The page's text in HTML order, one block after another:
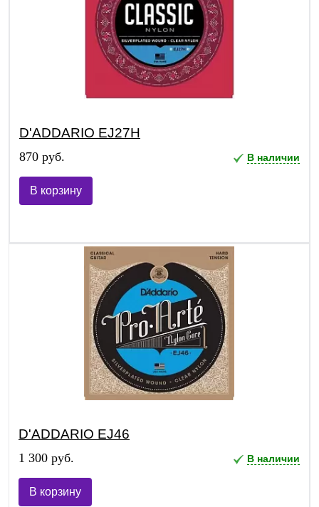
D'ADDARIO EJ27H
870 руб. В наличии
В корзину
D'ADDARIO EJ46
1 300 руб. В наличии
В корзину